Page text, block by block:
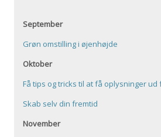
September
Grøn omstilling i øjenhøjde
Oktober
Få tips og tricks til at få oplysninger ud
Skab selv din fremtid
November